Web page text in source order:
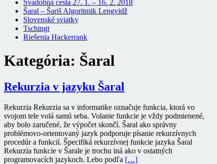
Svadobná cesta 27. 1. – 16. 2. 2018
Šaral – Šariš Algoritmik Lengvidž
Slovenské sviatky
Tschingt
Riešenia Hackerrank
Kategória: Šaral
Rekurzia v jazyku Šaral
Rekurzia Rekurzia sa v informatike označuje funkcia, ktorá vo
svojom tele volá samú seba. Volanie funkcie je vždy podmienené,
aby bolo zaručené, že výpočet skončí. Šaral ako správny
problémovo-orientovaný jazyk podporuje písanie rekurzívnych
procedúr a funkcií. Špecifiká rekurzívnej funkcie jazyka Šaral
Rekurzia funkcie v Šarale je trochu iná ako v ostatných
programovacích jazykoch. Lebo podľa […]